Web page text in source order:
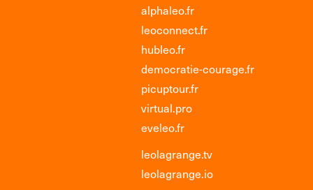
alphaleo.fr
leoconnect.fr
hubleo.fr
democratie-courage.fr
picuptour.fr
virtual.pro
eveleo.fr
leolagrange.tv
leolagrange.io